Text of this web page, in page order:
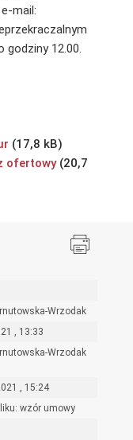
mail:
godziny 12.00.
ofertowy
Wrzodak
, 13:33
Wrzodak
, 15:24
wzór umowy